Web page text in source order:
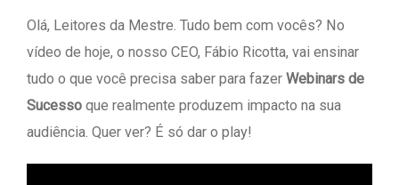
Olá, Leitores da Mestre. Tudo bem com vocês? No
vídeo de hoje, o nosso CEO, Fábio Ricotta, vai ensinar
tudo o que você precisa saber para fazer Webinars de
Sucesso que realmente produzem impacto na sua
audiência. Quer ver? É só dar o play!